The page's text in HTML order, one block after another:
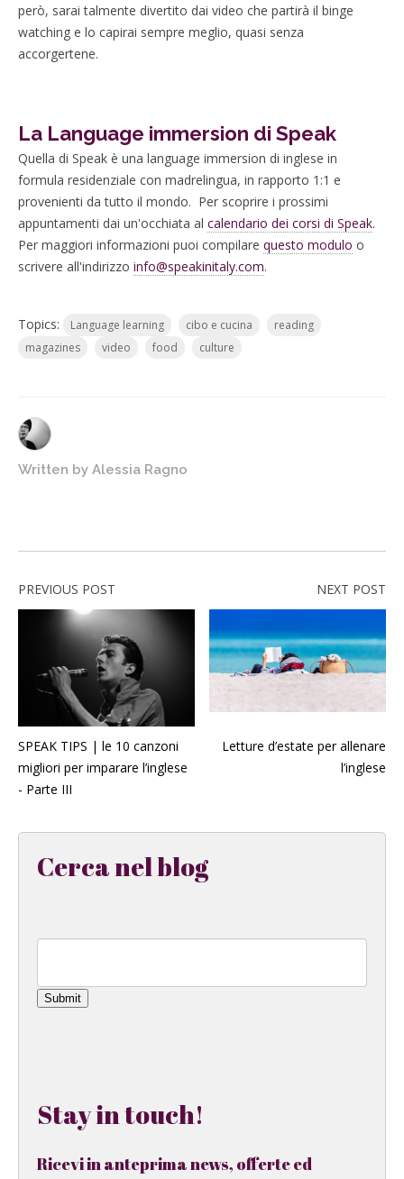
però, sarai talmente divertito dai video che partirà il binge
watching e lo capirai sempre meglio, quasi senza
accorgertene.
La Language immersion di Speak
Quella di Speak è una language immersion di inglese in
formula residenziale con madrelingua, in rapporto 1:1 e
provenienti da tutto il mondo. Per scoprire i prossimi
appuntamenti dai un'occhiata al calendario dei corsi di Speak.
Per maggiori informazioni puoi compilare questo modulo o
scrivere all'indirizzo info@speakinitaly.com.
Topics: Language learning cibo e cucina
reading
magazines
video food culture
Written by Alessia Ragno
PREVIOUS POST
SPEAK TIPS | le 10 canzoni
migliori per imparare l’inglese
- Parte III
NEXT POST
Letture d’estate per allenare
l’inglese
Cerca nel blog
Submit
Stay in touch!
Ricevi in anteprima news, offerte ed